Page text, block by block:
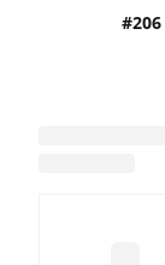
#206